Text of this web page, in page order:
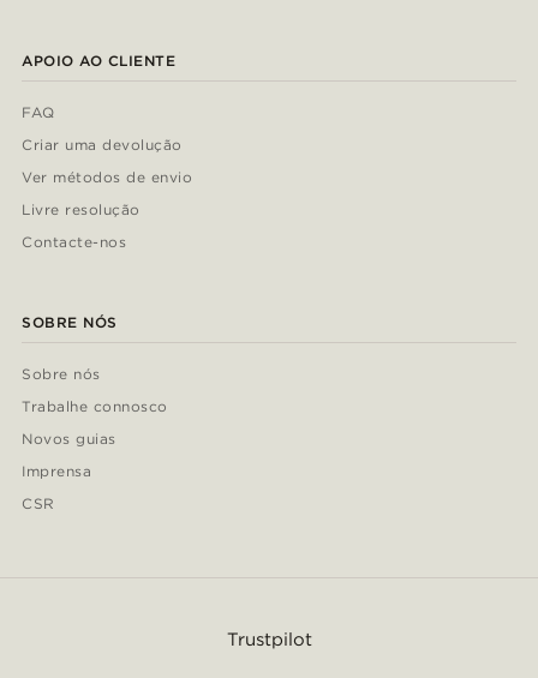
APOIO AO CLIENTE
FAQ
Criar uma devolução
Ver métodos de envio
Livre resolução
Contacte-nos
SOBRE NÓS
Sobre nós
Trabalhe connosco
Novos guias
Imprensa
CSR
Trustpilot